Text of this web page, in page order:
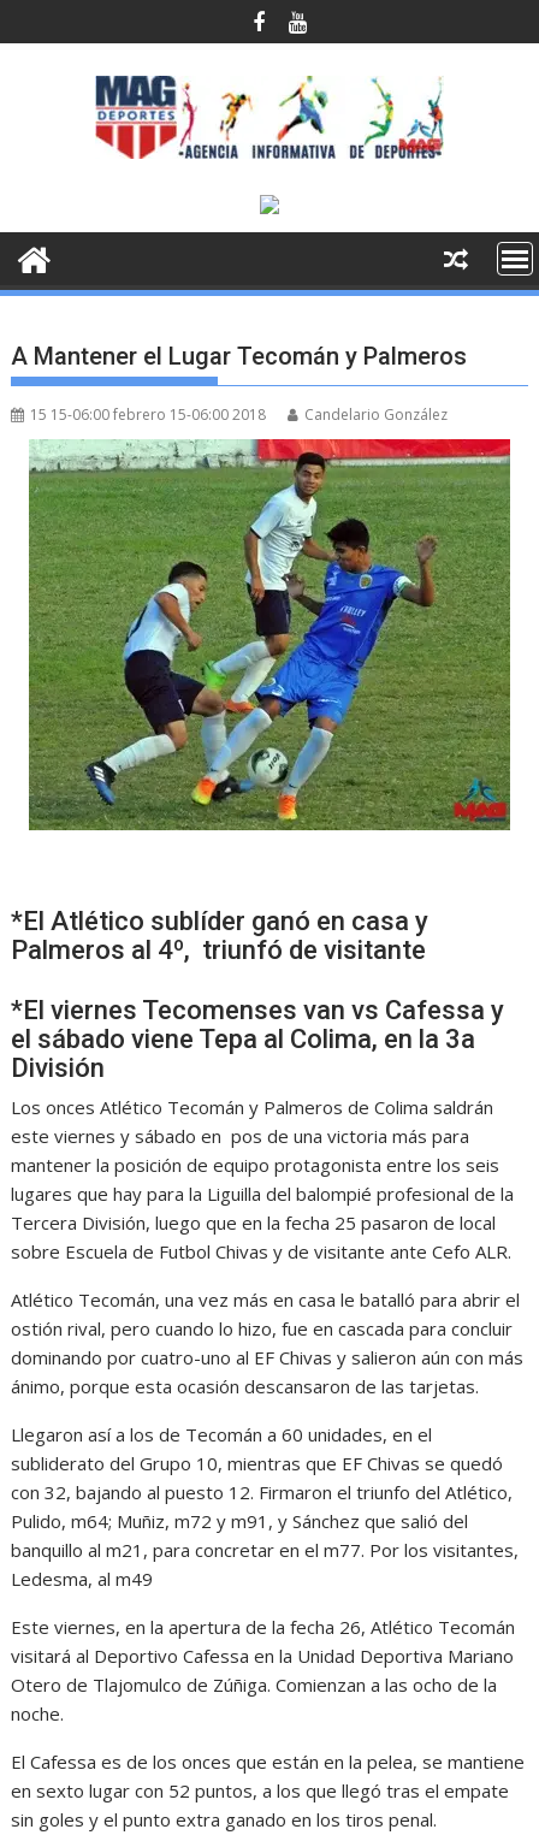
al
A Mantener el Lugar Tecomán y Palmeros
15 15-06:00 febrero 15-06:00 2018 Candelario González
*El Atlético sublíder ganó en casa y
Palmeros al 4º, triunfó de visitante
*El viernes Tecomenses van vs Cafessa y
el sábado viene Tepa al Colima, en la 3a
División
Los onces Atlético Tecomán y Palmeros de Colima saldrán
este viernes y sábado en pos de una victoria más para
mantener la posición de equipo protagonista entre los seis
lugares que hay para la Liguilla del balompié profesional de la
Tercera División, luego que en la fecha 25 pasaron de local
sobre Escuela de Futbol Chivas y de visitante ante Cefo ALR.
Atlético Tecomán, una vez más en casa le batalló para abrir el
ostión rival, pero cuando lo hizo, fue en cascada para concluir
dominando por cuatro-uno al EF Chivas y salieron aún con más
ánimo, porque esta ocasión descansaron de las tarjetas.
Llegaron así a los de Tecomán a 60 unidades, en el
subliderato del Grupo 10, mientras que EF Chivas se quedó
con 32, bajando al puesto 12. Firmaron el triunfo del Atlético,
Pulido, m64; Muñiz, m72 y m91, y Sánchez que salió del
banquillo al m21, para concretar en el m77. Por los visitantes,
Ledesma, al m49
Este viernes, en la apertura de la fecha 26, Atlético Tecomán
visitará al Deportivo Cafessa en la Unidad Deportiva Mariano
Otero de Tlajomulco de Zúñiga. Comienzan a las ocho de la
noche.
El Cafessa es de los onces que están en la pelea, se mantiene
en sexto lugar con 52 puntos, a los que llegó tras el empate
sin goles y el punto extra ganado en los tiros penal.